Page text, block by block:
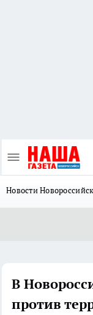
Новости
В
против